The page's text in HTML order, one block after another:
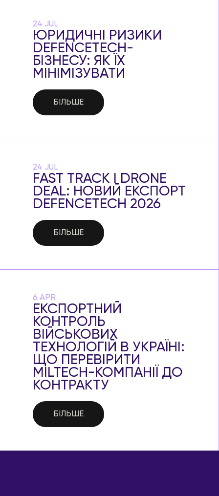
24 JUL
ЮРИДИЧНІ РИЗИКИ
DEFENCETECH-
БІЗНЕСУ: ЯК ЇХ
МІНІМІЗУВАТИ
БІЛЬШЕ
24 JUL
FAST TRACK І DRONE
DEAL: НОВИЙ ЕКСПОРТ
DEFENCETECH 2026
БІЛЬШЕ
6 APR
ЕКСПОРТНИЙ
КОНТРОЛЬ
ВІЙСЬКОВИХ
ТЕХНОЛОГІЙ В УКРАЇНІ:
ЩО ПЕРЕВІРИТИ
MILTECH-КОМПАНІЇ ДО
КОНТРАКТУ
БІЛЬШЕ